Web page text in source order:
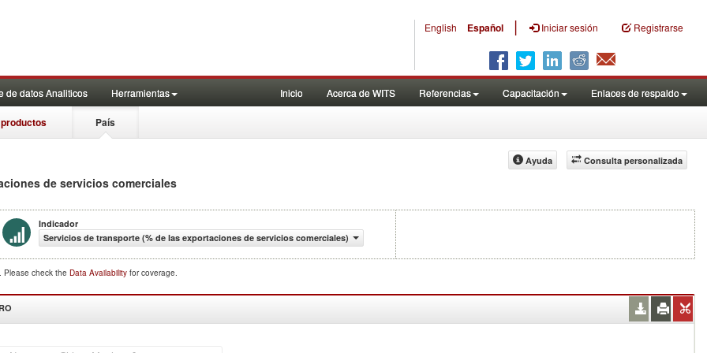
English Español | Iniciar sesión Registrarse
de datos Analiticos Herramientas Inicio Acerca de WITS Referencias Capacitación Enlaces de respaldo
País
Consulta personalizada
Ayuda
de servicios comerciales
Indicador
Servicios de transporte (% de las exportaciones de servicios comerciales)
Please check the Data Availability for coverage.